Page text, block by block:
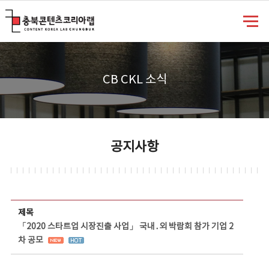
CB CKL 소식
공지사항
제목
「2020 스타트업 시장진출 사업」 국내․외 박람회 참가 기업 2
차 공모